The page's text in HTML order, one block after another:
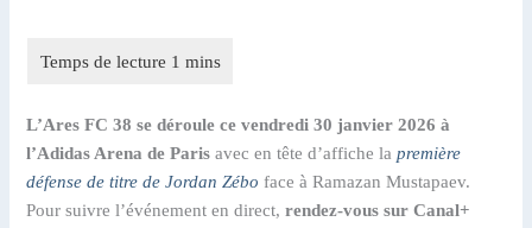
L’Ares FC 38 se déroule ce vendredi 30 janvier 2026 à
l’Adidas Arena de Paris avec en tête d’affiche lapremière
défense de titre de Jordan Zébo face à Ramazan Mustapaev.
Pour suivre l’événement en direct,rendez-vous sur Canal+